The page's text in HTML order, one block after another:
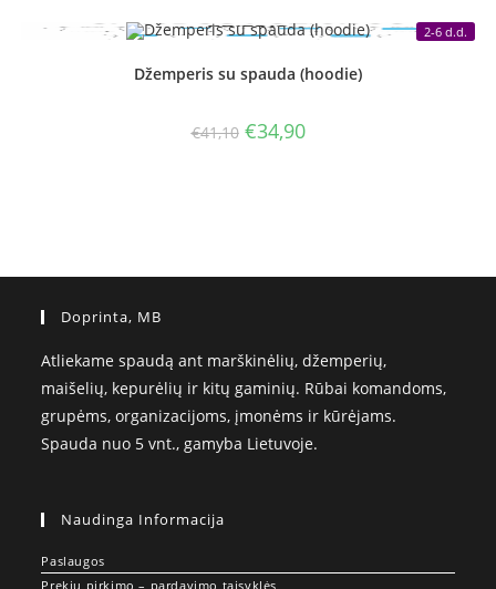
€35,10. €28,90.
2-6 d.d.
Džemperis su spauda (hoodie)
€41,10 Original
price
€34,90Current
price
Doprinta, MB
Atliekame spaudą ant marškinėlių, džemperių,
maišelių, kepurėlių ir kitų gaminių. Rūbai komandoms,
grupėms, organizacijoms, įmonėms ir kūrėjams.
Spauda nuo 5 vnt., gamyba Lietuvoje.
Naudinga Informacija
Paslaugos
Prekių pirkimo – pardavimo taisyklės